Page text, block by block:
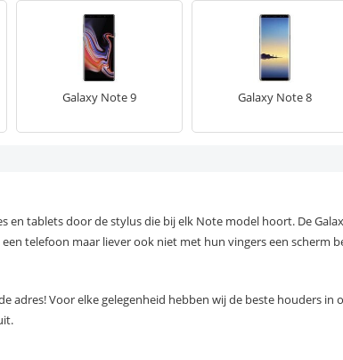
Galaxy Note 9 Galaxy Note 8
en tablets door de stylus die bij elk Note model hoort. De
telefoon maar liever ook niet met hun vingers een scherm
adres! Voor elke gelegenheid hebben wij de beste houders